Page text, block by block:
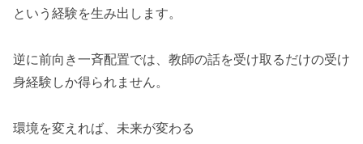
という経験を生み出します。
逆に前向き一斉配置では、教師の話を受け取るだけの受け
身経験しか得られません。
環境を変えれば、未来が変わる